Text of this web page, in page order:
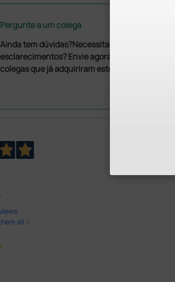
Pergunte a um colega
Ainda tem dúvidas?Necessita de mais
esclarecimentos? Envie agora a sua questão aos
colegas que já adquiriram este produto.
all >